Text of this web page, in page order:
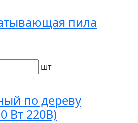
пила
шт
по дереву
Вт 220В)